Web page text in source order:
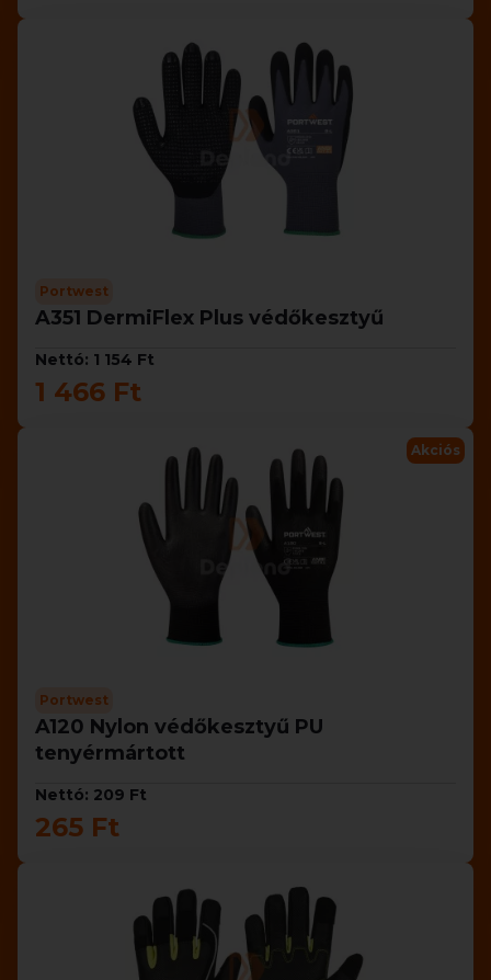
Portwest
A351 DermiFlex Plus védőkesztyű
Nettó: 1 154 Ft
1 466 Ft
Akciós
Portwest
A120 Nylon védőkesztyű PU
tenyérmártott
Nettó: 209 Ft
265 Ft